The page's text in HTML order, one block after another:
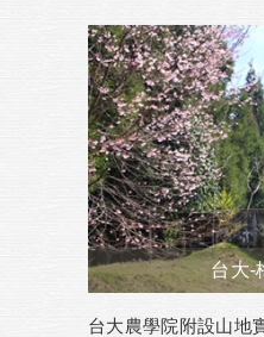
台大-
台大農學院附設山地